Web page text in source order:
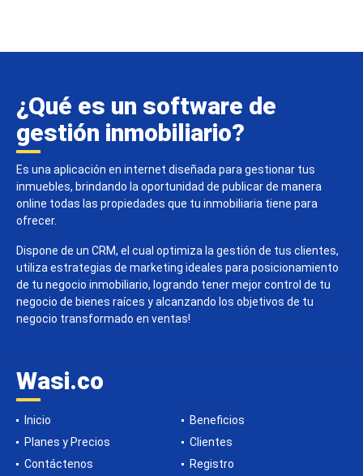
¿Qué es un software de
gestión inmobiliario?
Es una aplicación en internet diseñada para gestionar tus
inmuebles, brindando la oportunidad de publicar de manera
online todas las propiedades que tu inmobiliaria tiene para
ofrecer.
Dispone de un CRM, el cual optimiza la gestión de tus clientes,
utiliza estrategias de marketing ideales para posicionamiento
de tu negocio inmobiliario, logrando tener mejor control de tu
negocio de bienes raíces y alcanzando los objetivos de tu
negocio transformado en ventas!
Wasi.co
Inicio
Beneficios
Planes y Precios
Clientes
Contáctenos
Registro